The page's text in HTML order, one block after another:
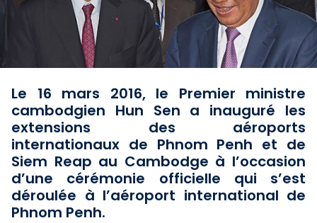
Le 16 mars 2016, le Premier ministre
cambodgien Hun Sen a inauguré les
extensions des aéroports
internationaux de Phnom Penh et de
Siem Reap au Cambodge à l’occasion
d’une cérémonie officielle qui s’est
déroulée à l’aéroport international de
Phnom Penh.